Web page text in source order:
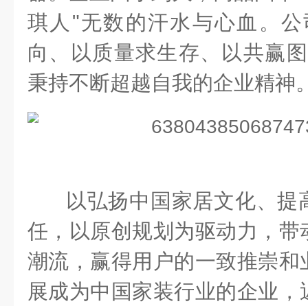
琪人 "无数的汗水与心血。
向、以质量求生存、以共赢
秉持不断超越自我的企业精神
以弘扬中国家居文化、
任，以原创规划为驱动力，
潮流，赢得用户的一致推崇
展成为中国家装行业的企业